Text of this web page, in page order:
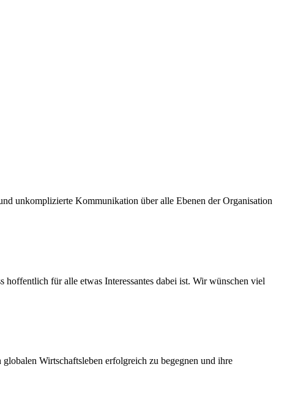
unkomplizierte Kommunikation über alle Ebenen der Organisation
hoffentlich für alle etwas Interessantes dabei ist. Wir wünschen viel
Wirtschaftsleben erfolgreich zu begegnen und ihre